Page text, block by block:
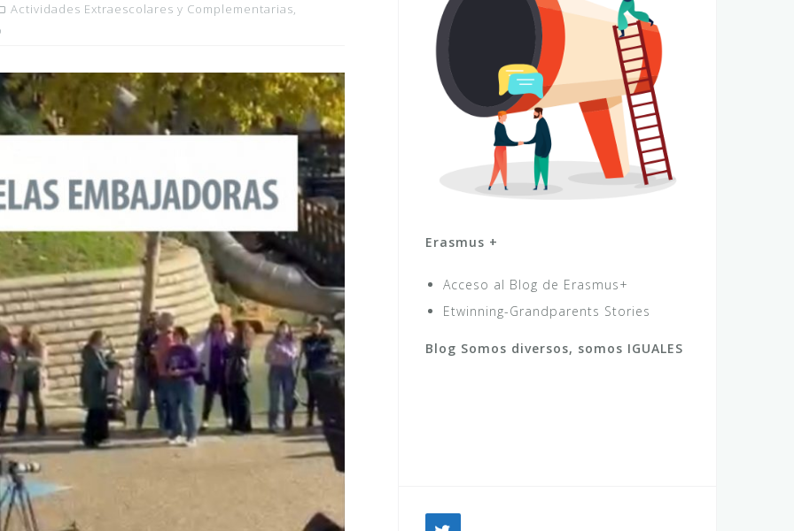
Actividades Extraescolares y Complementarias,
Erasmus +
Acceso al Blog de Erasmus+
Etwinning-Grandparents Stories
Blog Somos diversos, somos IGUALES